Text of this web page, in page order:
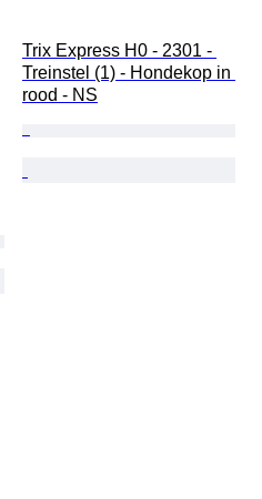
Trix Express H0 - 2301 -
Treinstel (1) - Hondekop in
rood - NS